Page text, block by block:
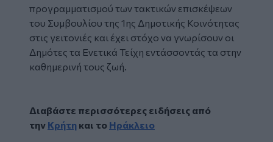
προγραμματισμού των τακτικών επισκέψεων
του Συμβουλίου της 1ης Δημοτικής Κοινότητας
στις γειτονιές και έχει στόχο να γνωρίσουν οι
Δημότες τα Ενετικά Τείχη εντάσσοντάς τα στην
καθημερινή τους ζωή.
Διαβάστε περισσότερες ειδήσεις από
την Κρήτη και το Ηράκλειο